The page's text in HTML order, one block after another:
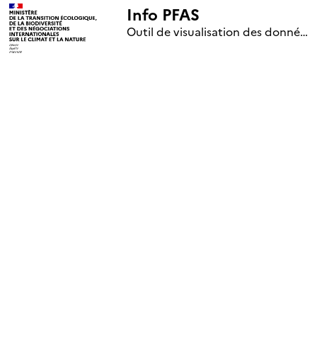
Info PFAS
Outil de visualisation des données nationales de surveillance des substances PFAS (mise à jour le 1er jour de chaque mois)
+
–